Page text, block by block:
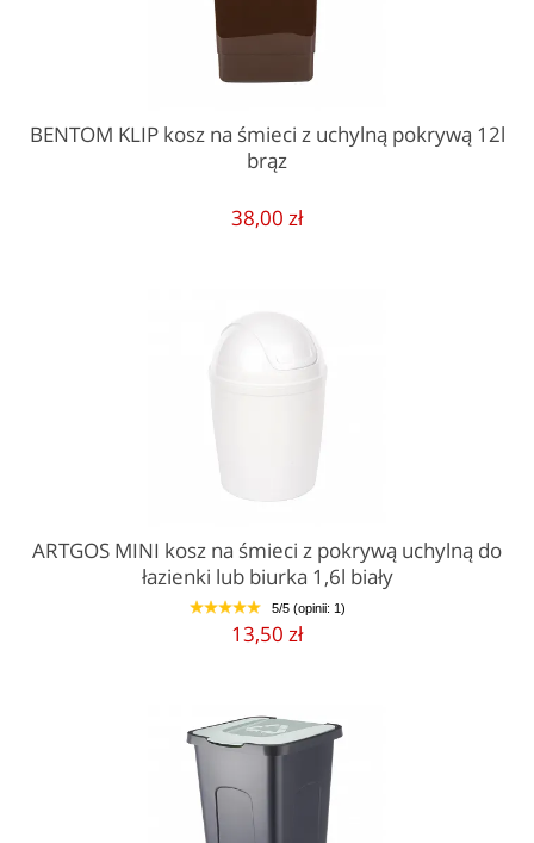
BENTOM KLIP kosz na śmieci z uchylną pokrywą 12l
brąz
38,00 zł
ARTGOS MINI kosz na śmieci z pokrywą uchylną do
łazienki lub biurka 1,6l biały
1 2 3 4 5 5/5 (opinii: 1)
13,50 zł